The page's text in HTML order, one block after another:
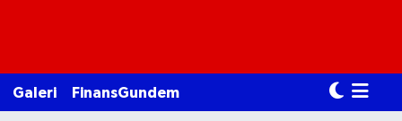
Galeri FinansGundem